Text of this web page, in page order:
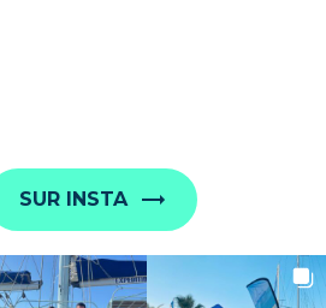
SUR INSTA